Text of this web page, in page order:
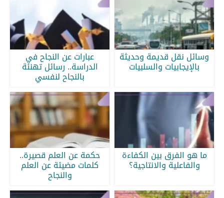
وسائل نقل قديمة وحديثة
بالإيجابيات والسلبيات
عبارات عن النجاح في
الدراسة.. رسائل تهنئة
بالنجاح لنفسي
ما هو الفرق بين الكفاءة
والفاعلية والانتاجية؟
حكمة عن العلم قصيرة..
كلمات مضيئة عن العلم
والنجاح